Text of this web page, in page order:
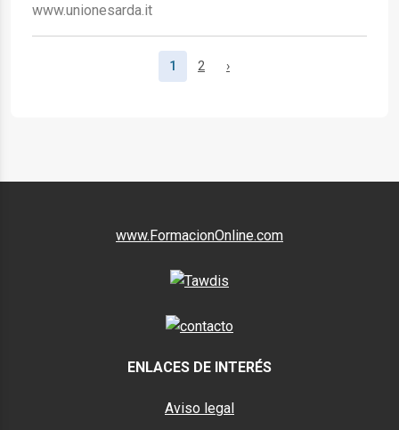
www.unionesarda.it
1 (Página actual)
2 ›
www.FormacionOnline.com
ENLACES DE INTERÉS
Aviso legal